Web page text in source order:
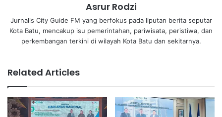
Asrur Rodzi
Jurnalis City Guide FM yang berfokus pada liputan berita seputar
Kota Batu, mencakup isu pemerintahan, pariwisata, peristiwa, dan
perkembangan terkini di wilayah Kota Batu dan sekitarnya.
Related Articles